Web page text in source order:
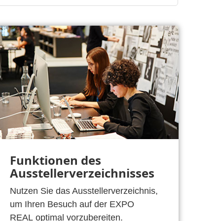
Funktionen des
Ausstellerverzeichnisses
Nutzen Sie das Ausstellerverzeichnis,
um Ihren Besuch auf der EXPO
REAL optimal vorzubereiten.